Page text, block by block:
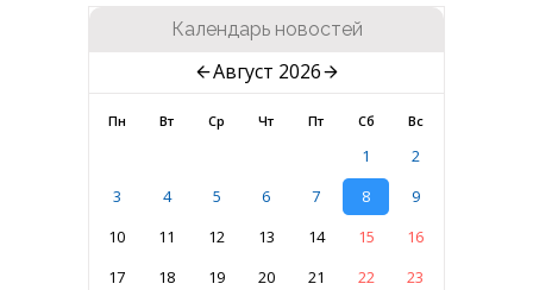
Календарь новостей
Август 2026
Пн Вт Ср Чт Пт Сб Вс
1
2
3
4 5 6 7 8
9
10
11 12 13 14 15
16
17
18 19 20 21 22
23